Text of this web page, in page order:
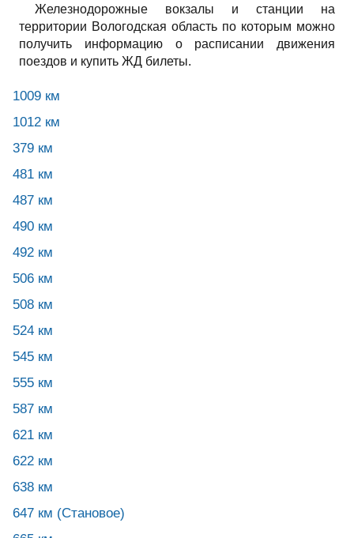
Железнодорожные вокзалы и станции на
территории Вологодская область по которым можно
получить информацию о расписании движения
поездов и купить ЖД билеты.
1009 км
1012 км
379 км
481 км
487 км
490 км
492 км
506 км
508 км
524 км
545 км
555 км
587 км
621 км
622 км
638 км
647 км (Становое)